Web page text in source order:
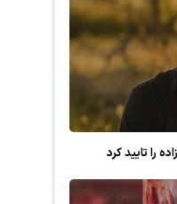
را تایید کرد